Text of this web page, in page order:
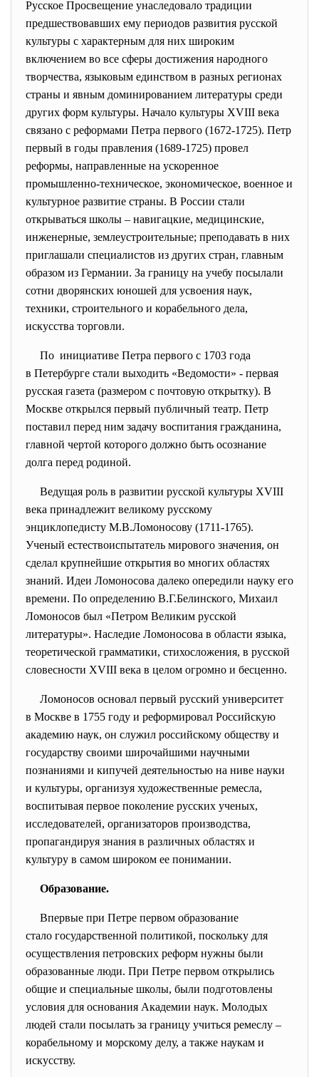
Русское Просвещение унаследовало традиции
предшествовавших ему периодов развития русской
культуры с характерным для них широким
включением во все сферы достижения народного
творчества, языковым единством в разных регионах
страны и явным доминированием литературы среди
других форм культуры. Начало культуры XVIII века
связано с реформами Петра первого (1672-1725). Петр
первый в годы правления (1689-1725) провел
реформы, направленные на ускоренное
промышленно-техническое, экономическое, военное и
культурное развитие страны. В России стали
открываться школы – навигацкие, медицинские,
инженерные, землеустроительные; преподавать в них
приглашали специалистов из других стран, главным
образом из Германии. За границу на учебу посылали
сотни дворянских юношей для усвоения наук,
техники, строительного и корабельного дела,
искусства торговли.
По инициативе Петра первого с 1703 года
в Петербурге стали выходить «Ведомости» - первая
русская газета (размером с почтовую открытку). В
Москве открылся первый публичный театр. Петр
поставил перед ним задачу воспитания гражданина,
главной чертой которого должно быть осознание
долга перед родиной.
Ведущая роль в развитии русской культуры XVIII
века принадлежит великому русскому
энциклопедисту М.В.Ломоносову (1711-1765).
Ученый естествоиспытатель мирового значения, он
сделал крупнейшие открытия во многих областях
знаний. Идеи Ломоносова далеко опередили науку его
времени. По определению В.Г.Белинского, Михаил
Ломоносов был «Петром Великим русской
литературы». Наследие Ломоносова в области языка,
теоретической грамматики, стихосложения, в русской
словесности XVIII века в целом огромно и бесценно.
Ломоносов основал первый русский университет
в Москве в 1755 году и реформировал Российскую
академию наук, он служил российскому обществу и
государству своими широчайшими научными
познаниями и кипучей деятельностью на ниве науки
и культуры, организуя художественные ремесла,
воспитывая первое поколение русских ученых,
исследователей, организаторов производства,
пропагандируя знания в различных областях и
культуру в самом широком ее понимании.
Образование.
Впервые при Петре первом образование
стало государственной политикой, поскольку для
осуществления петровских реформ нужны были
образованные люди. При Петре первом открылись
общие и специальные школы, были подготовлены
условия для основания Академии наук. Молодых
людей стали посылать за границу учиться ремеслу –
корабельному и морскому делу, а также наукам и
искусству.